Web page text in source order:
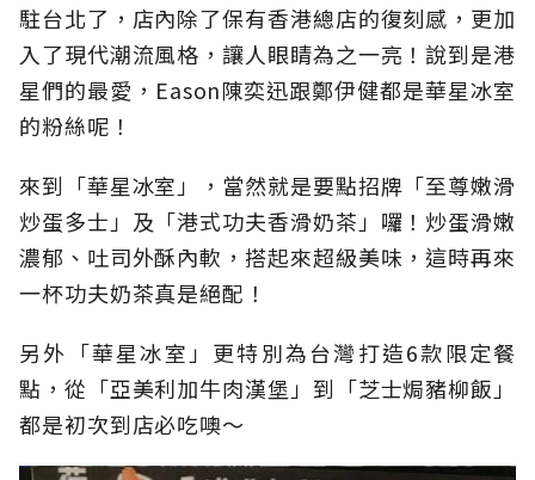
駐台北了，店內除了保有香港總店的復刻感，更加
入了現代潮流風格，讓人眼睛為之一亮！說到是港
星們的最愛，Eason陳奕迅跟鄭伊健都是華星冰室
的粉絲呢！
來到「華星冰室」，當然就是要點招牌「至尊嫩滑
炒蛋多士」及「港式功夫香滑奶茶」囉！炒蛋滑嫩
濃郁、吐司外酥內軟，搭起來超級美味，這時再來
一杯功夫奶茶真是絕配！
另外「華星冰室」更特別為台灣打造6款限定餐
點，從「亞美利加牛肉漢堡」到「芝士焗豬柳飯」
都是初次到店必吃噢～